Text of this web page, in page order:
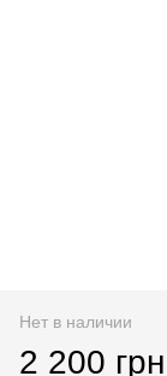
Нет в наличии
2 200 грн